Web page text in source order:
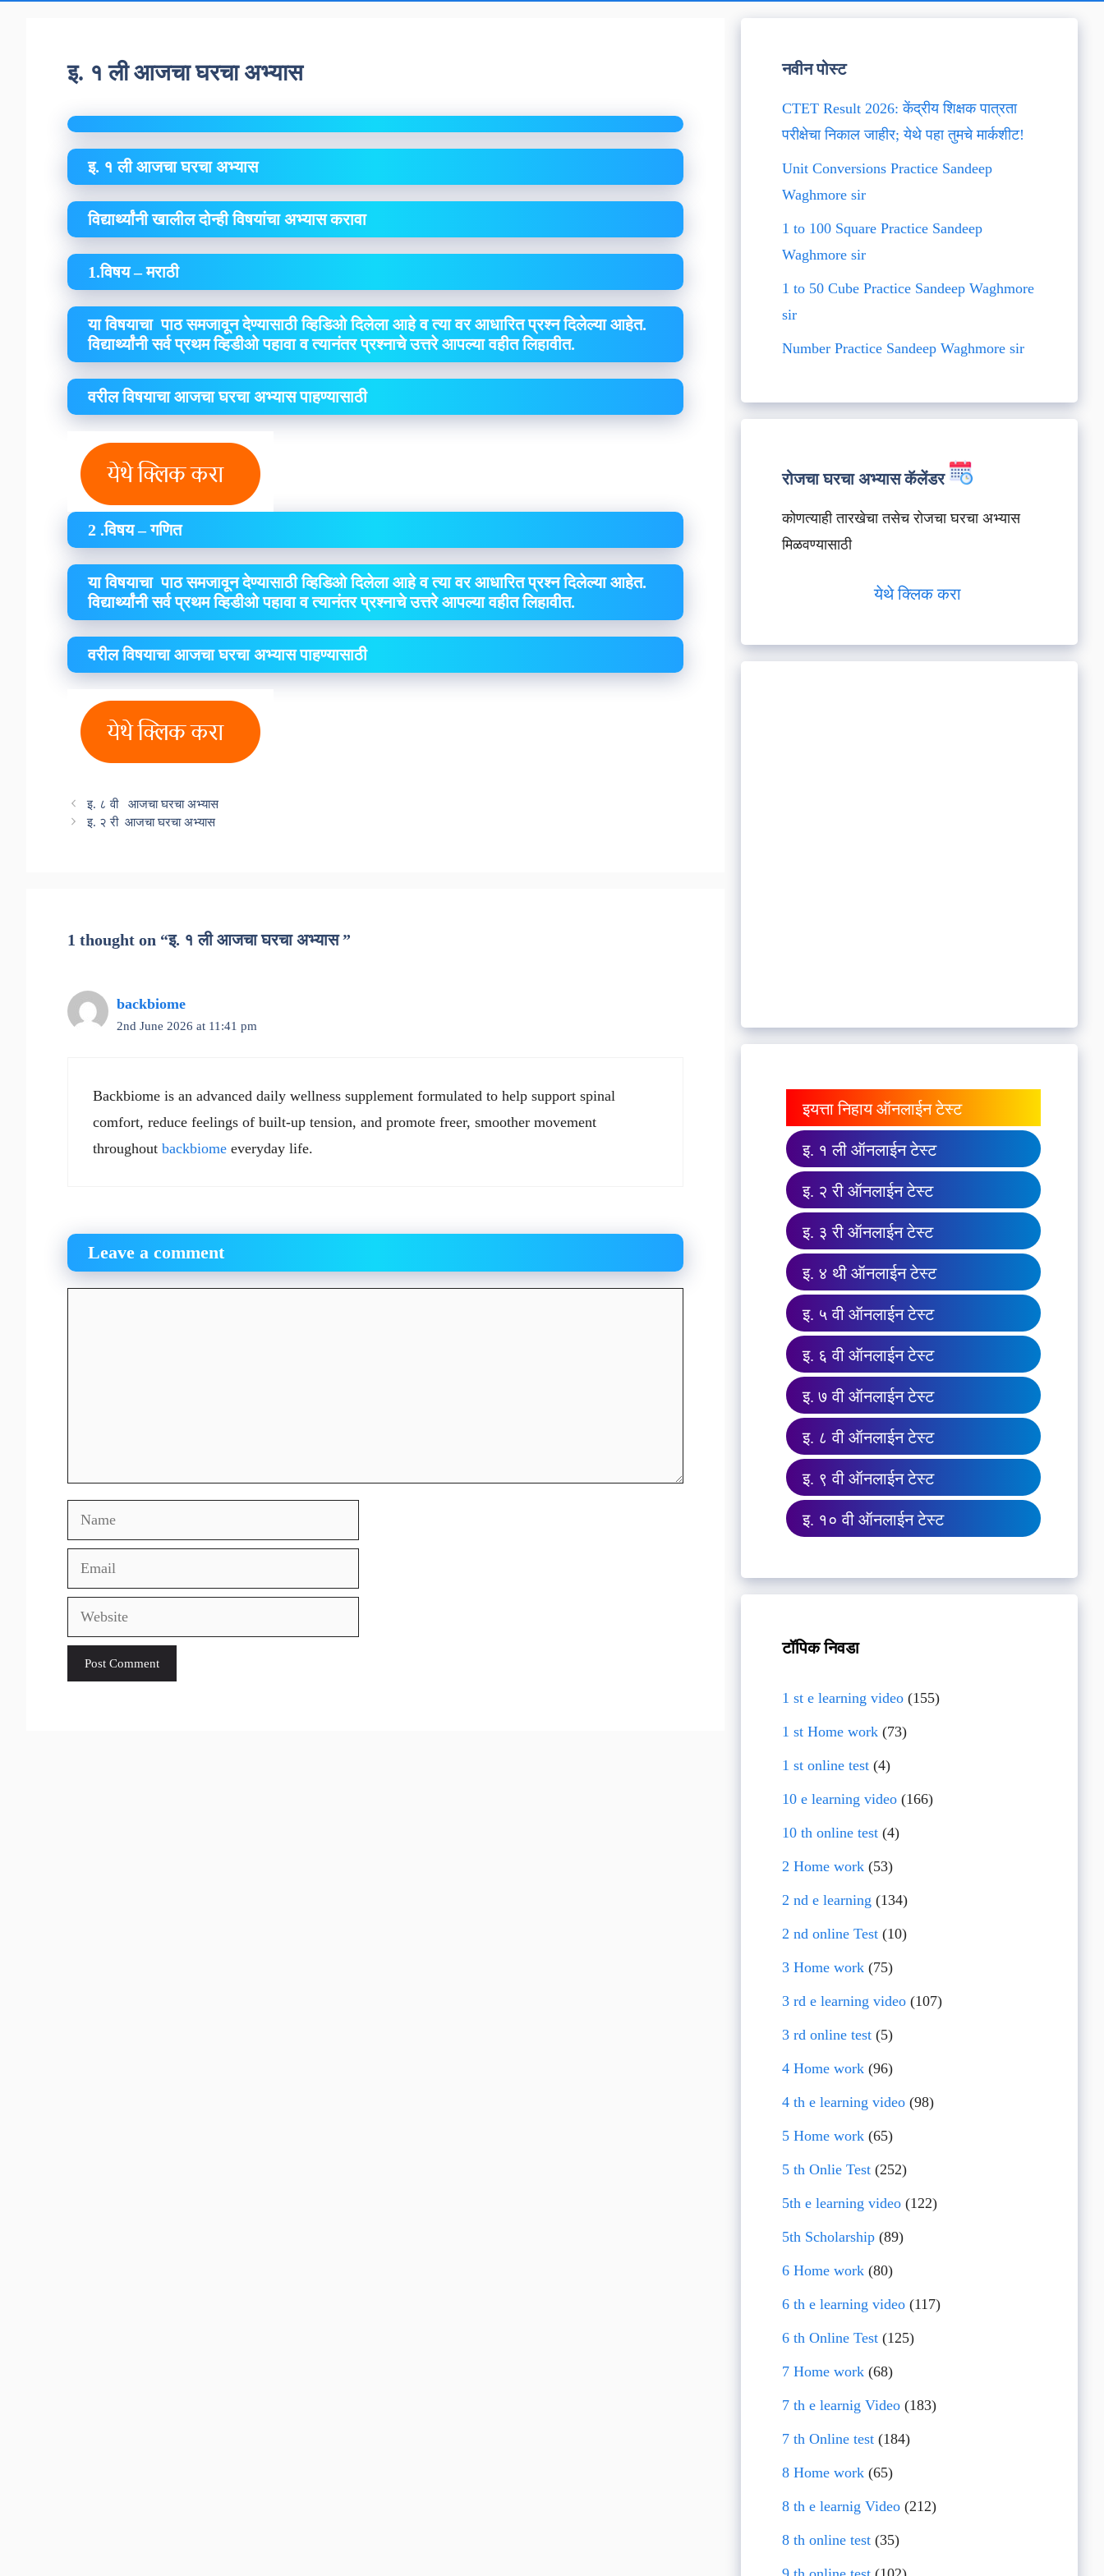
इ. १ ली आजचा घरचा अभ्यास
इ. १ ली आजचा घरचा अभ्यास
विद्यार्थ्यांनी खालील दोन्ही विषयांचा अभ्यास करावा
1.विषय – मराठी
या विषयाचा पाठ समजावून देण्यासाठी व्हिडिओ दिलेला आहे व त्या वर आधारित प्रश्न दिलेल्या आहेत.
विद्यार्थ्यांनी सर्व प्रथम व्हिडीओ पहावा व त्यानंतर प्रश्नाचे उत्तरे आपल्या वहीत लिहावीत.
वरील विषयाचा आजचा घरचा अभ्यास पाहण्यासाठी
2 .विषय – गणित
या विषयाचा पाठ समजावून देण्यासाठी व्हिडिओ दिलेला आहे व त्या वर आधारित प्रश्न दिलेल्या आहेत.
विद्यार्थ्यांनी सर्व प्रथम व्हिडीओ पहावा व त्यानंतर प्रश्नाचे उत्तरे आपल्या वहीत लिहावीत.
वरील विषयाचा आजचा घरचा अभ्यास पाहण्यासाठी
इ. ८ वी आजचा घरचा अभ्यास
इ. २ री आजचा घरचा अभ्यास
1 thought on “इ. १ ली आजचा घरचा अभ्यास ”
backbiome
2nd June 2026 at 11:41 pm
Backbiome is an advanced daily wellness supplement formulated to help support spinal
comfort, reduce feelings of built-up tension, and promote freer, smoother movement
throughout backbiome everyday life.
Leave a comment
Name
Email
Website
नवीन पोस्ट
CTET Result 2026: केंद्रीय शिक्षक पात्रता
परीक्षेचा निकाल जाहीर; येथे पहा तुमचे मार्कशीट!
Unit Conversions Practice Sandeep
Waghmore sir
1 to 100 Square Practice Sandeep
Waghmore sir
1 to 50 Cube Practice Sandeep Waghmore
sir
Number Practice Sandeep Waghmore sir
रोजचा घरचा अभ्यास कॅलेंडर
कोणत्याही तारखेचा तसेच रोजचा घरचा अभ्यास
मिळवण्यासाठी
येथे क्लिक करा
इयत्ता निहाय ऑनलाईन टेस्ट
इ. १ ली ऑनलाईन टेस्ट
इ. २ री ऑनलाईन टेस्ट
इ. ३ री ऑनलाईन टेस्ट
इ. ४ थी ऑनलाईन टेस्ट
इ. ५ वी ऑनलाईन टेस्ट
इ. ६ वी ऑनलाईन टेस्ट
इ. ७ वी ऑनलाईन टेस्ट
इ. ८ वी ऑनलाईन टेस्ट
इ. ९ वी ऑनलाईन टेस्ट
इ. १० वी ऑनलाईन टेस्ट
टॉपिक निवडा
1 st e learning video(155)
1 st Home work(73)
1 st online test(4)
10 e learning video(166)
10 th online test(4)
2 Home work(53)
2 nd e learning (134)
2 nd online Test(10)
3 Home work(75)
3 rd e learning video(107)
3 rd online test(5)
4 Home work(96)
4 th e learning video(98)
5 Home work(65)
5 th Onlie Test(252)
5th e learning video(122)
5th Scholarship(89)
6 Home work(80)
6 th e learning video(117)
6 th Online Test(125)
7 Home work(68)
7 th e learnig Video(183)
7 th Online test(184)
8 Home work(65)
8 th e learnig Video(212)
8 th online test(35)